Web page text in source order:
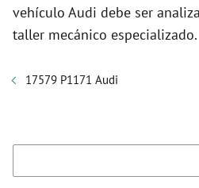
vehículo Audi debe ser
taller mecánico especializado.
17579 P1171 Audi